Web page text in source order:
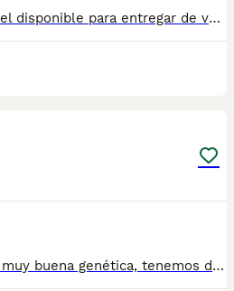
Macho y hembra de Teckel disponible para entregar de varios colores son de los enanos se entregan vacunado desparasitado cartilla veterinaria pasaporte microchip opción a recoger o se puede enviar a cualquier provincia y se puede pagar totalmente a contrareembolso tlf 600881366
Parejita de caniche, rojo, muy buena genética, tenemos disponibles camadas de caniches enanos, para cualquier duda o consulta,fotos y vídeos,puedes ponerte en contacto por WhatsApp, te informamos sin compromiso.